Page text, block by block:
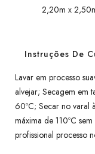
2,20m x
Instruções De
Lavar em processo
alvejar; Secagem em
60ºC; Secar no varal
máxima de 110ºC
profissional processo